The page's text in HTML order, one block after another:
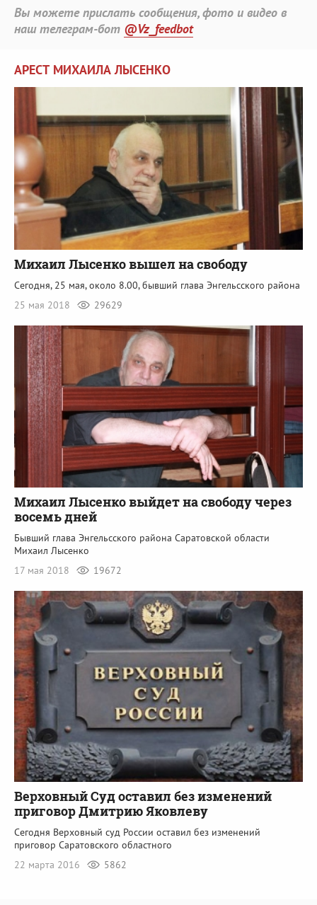
Вы можете прислать сообщения, фото и видео в
наш телеграм-бот @Vz_feedbot
АРЕСТ МИХАИЛА ЛЫСЕНКО
Михаил Лысенко вышел на свободу
Сегодня, 25 мая, около 8.00, бывший глава Энгельсского района
25 мая 2018
29629
Михаил Лысенко выйдет на свободу через
восемь дней
Бывший глава Энгельсского района Саратовской области
Михаил Лысенко
17 мая 2018
19672
Верховный Суд оставил без изменений
приговор Дмитрию Яковлеву
Сегодня Верховный суд России оставил без изменений
приговор Саратовского областного
22 марта 2016
5862